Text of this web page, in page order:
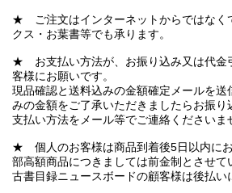
★ ご注文はインターネットからではなく
クス・お葉書等でも承ります。
★ お支払い方法が、お振り込み又は代金
客様にお願いです。
現品確認と送料込みの金額確定メールを送
みの金額をご了承いただきましたらお振り
支払い方法をメール等でご連絡くださいま
★ 個人のお客様は商品到着後5日以内に
部高額商品につきましては前金制とさせて
古書目録ニュースボードの顧客様は後払い